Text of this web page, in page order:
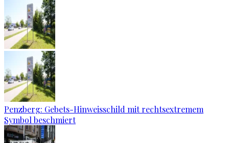
Penzberg: Gebets-Hinweisschild mit rechtsextremem
Symbol beschmiert